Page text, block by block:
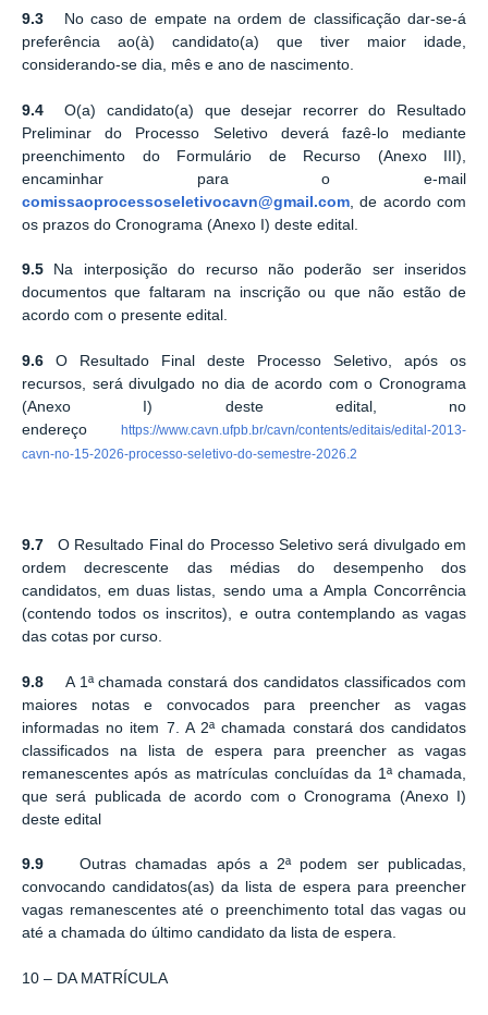
9.3
No caso de empate na ordem de classificação dar-se-á
preferência ao(à) candidato(a) que tiver maior idade,
considerando-se dia, mês e ano de nascimento.
9.4O(a) candidato(a) que desejar recorrer do Resultado
Preliminar do Processo Seletivo deverá fazê-lo mediante
preenchimento do Formulário de Recurso (Anexo III),
encaminhar para o e-mail
comissaoprocessoseletivocavn@gmail.com , de acordo com
os prazos do Cronograma (Anexo I) deste edital.
9.5
Na interposição do recurso não poderão ser inseridos
documentos que faltaram na inscrição ou que não estão de
acordo com o presente edital.
9.6 O Resultado Final deste Processo Seletivo, após os
recursos, será divulgado no dia de acordo com o Cronograma
(Anexo I) deste edital, no
endereço https://www.cavn.ufpb.br/cavn/contents/editais/edital-2013-
cavn-no-15-2026-processo-seletivo-do-semestre-2026.2
9.7O Resultado Final do Processo Seletivo será divulgado em
ordem decrescente das médias do desempenho dos
candidatos, em duas listas, sendo uma a Ampla Concorrência
(contendo todos os inscritos), e outra contemplando as vagas
das cotas por curso.
9.8 A 1ª chamada constará dos candidatos classificados com
maiores notas e convocados para preencher as vagas
informadas no item 7. A 2ª chamada constará dos candidatos
classificados na lista de espera para preencher as vagas
remanescentes após as matrículas concluídas da 1ª chamada,
que será publicada de acordo com o Cronograma (Anexo I)
deste edital
9.9Outras chamadas após a 2ª podem ser publicadas,
convocando candidatos(as) da lista de espera para preencher
vagas remanescentes até o preenchimento total das vagas ou
até a chamada do último candidato da lista de espera.
10 – DA MATRÍCULA